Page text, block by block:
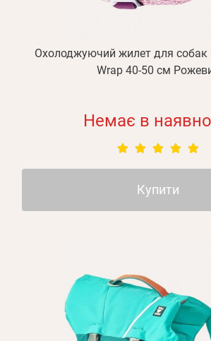
Охолоджуючий жилет для собак
Wrap 40-50 см
Немає в
Купити
Відправити
Зареєструватися